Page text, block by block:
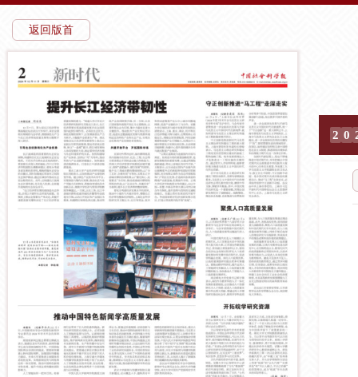
返回版首
2 0